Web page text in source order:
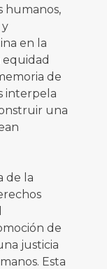
humanos,
en la
de
interpela
una
de la
de
justicia
Esta